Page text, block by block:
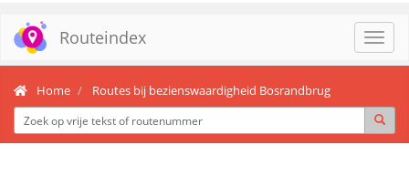
Routeindex
Home Routes bij bezienswaardigheid Bosrandbrug